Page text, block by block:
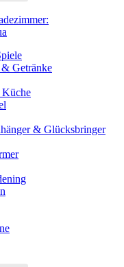
Getränke
Küche
& Glücksbringer